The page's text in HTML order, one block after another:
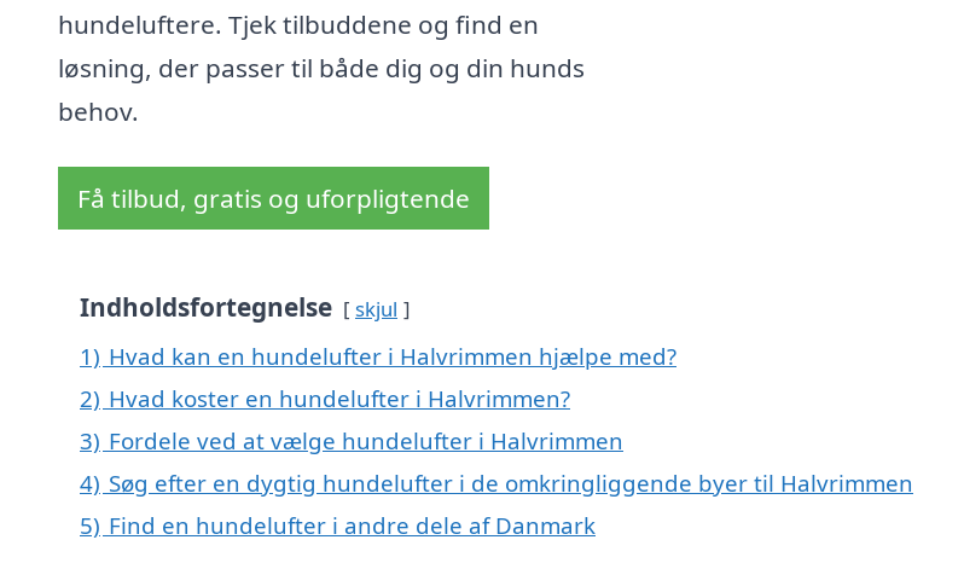
hundeluftere. Tjek tilbuddene og find en
løsning, der passer til både dig og din hunds
behov.
Få tilbud, gratis og uforpligtende
Indholdsfortegnelse skjul
1) Hvad kan en hundelufter i Halvrimmen hjælpe med?
2) Hvad koster en hundelufter i Halvrimmen?
3) Fordele ved at vælge hundelufter i Halvrimmen
4) Søg efter en dygtig hundelufter i de omkringliggende byer til Halvrimmen
5) Find en hundelufter i andre dele af Danmark